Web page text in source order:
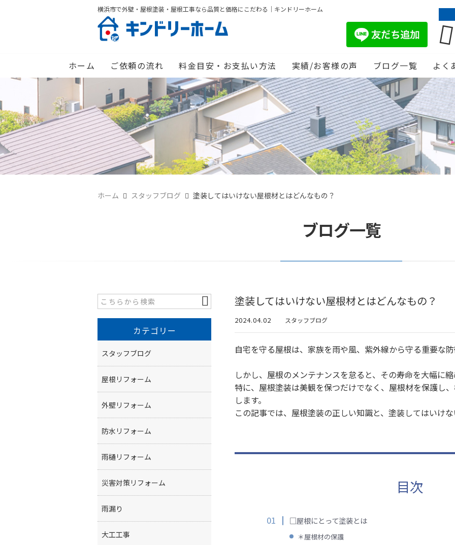
横浜市で外壁・屋根塗装・屋根工事なら品質と価格にこだわる｜キンドリーホーム
ホーム ご依頼の流れ 料金目安・お支払い方法 実績/お客様の声 ブログ一覧 よく
ホーム スタッフブログ 塗装してはいけない屋根材とはどんなもの？
ブログ一覧
塗装してはいけない屋根材とはどんなもの？
2024.04.02 スタッフブログ
自宅を守る屋根は、家族を雨や風、紫外線から守る重要な防
しかし、屋根のメンテナンスを怠ると、その寿命を大幅に
特に、屋根塗装は美観を保つだけでなく、屋根材を保護し
します。
この記事では、屋根塗装の正しい知識と、塗装してはいけな
目次
□屋根にとって塗装とは
＊屋根材の保護
カテゴリー
スタッフブログ
屋根リフォーム
外壁リフォーム
防水リフォーム
雨樋リフォーム
災害対策リフォーム
雨漏り
大工工事